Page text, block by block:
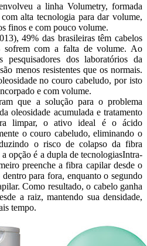
a linha Volumetry, formada
alta tecnologia para dar volume,
finos e com pouco volume.
49% das brasileiras têm cabelos
com a falta de volume. Ao
dos laboratórios da
menos resistentes que os normais.
no couro cabeludo, por isto
e com volume.
que a solução para o problema
oleosidade acumulada e tratamento
limpar, o ativo ideal é o ácido
o couro cabeludo, eliminando o
o risco de colapso da fibra
opção é a dupla de tecnologiasIntra-
preenche a fibra capilar desde o
para fora, enquanto o segundo
Como resultado, o cabelo ganha
a raiz, mantendo sua densidade,
tempo.